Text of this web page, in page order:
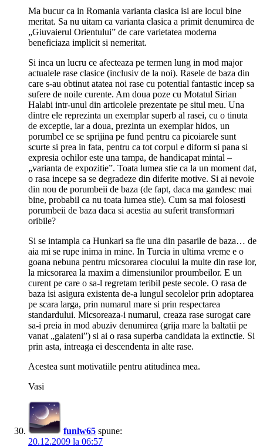
Ma bucur ca in Romania varianta clasica isi are locul bine
meritat. Sa nu uitam ca varianta clasica a primit denumirea de
„Giuvaierul Orientului” de care varietatea moderna
beneficiaza implicit si nemeritat.
Si inca un lucru ce afecteaza pe termen lung in mod major
actualele rase clasice (inclusiv de la noi). Rasele de baza din
care s-au obtinut atatea noi rase cu potential fantastic incep sa
sufere de noile curente. Am doua poze cu Motatul Sirian
Halabi intr-unul din articolele prezentate pe situl meu. Una
dintre ele reprezinta un exemplar superb al rasei, cu o tinuta
de exceptie, iar a doua, prezinta un exemplar hidos, un
porumbel ce se sprijina pe fund pentru ca picoiarele sunt
scurte si prea in fata, pentru ca tot corpul e diform si pana si
expresia ochilor este una tampa, de handicapat mintal –
„varianta de expozitie”. Toata lumea stie ca la un moment dat,
o rasa incepe sa se degradeze din diferite motive. Si ai nevoie
din nou de porumbeii de baza (de fapt, daca ma gandesc mai
bine, probabil ca nu toata lumea stie). Cum sa mai folosesti
porumbeii de baza daca si acestia au suferit transformari
oribile?
Si se intampla ca Hunkari sa fie una din pasarile de baza… de
aia mi se rupe inima in mine. In Turcia in ultima vreme e o
goana nebuna pentru micsorarea ciocului la multe din rase lor,
la micsorarea la maxim a dimensiunilor proumbeilor. E un
curent pe care o sa-l regretam teribil peste secole. O rasa de
baza isi asigura existenta de-a lungul secolelor prin adoptarea
pe scara larga, prin numarul mare si prin respectarea
standardului. Micsoreaza-i numarul, creaza rase surogat care
sa-i preia in mod abuziv denumirea (grija mare la baltatii pe
vanat „galateni”) si ai o rasa superba candidata la extinctie. Si
prin asta, intreaga ei descendenta in alte rase.
Acestea sunt motivatiile pentru atitudinea mea.
Vasi
funlw65 spune:
20.12.2009 la 06:57